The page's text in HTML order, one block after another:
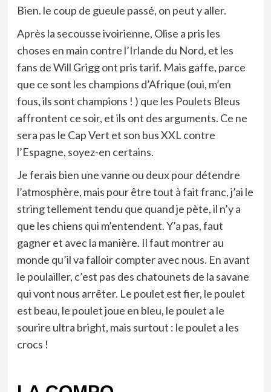
Bien. le coup de gueule passé, on peut y aller.
Après la secousse ivoirienne, Olise a pris les
choses en main contre l’Irlande du Nord, et les
fans de Will Grigg ont pris tarif. Mais gaffe, parce
que ce sont les champions d’Afrique (oui, m’en
fous, ils sont champions ! ) que les Poulets Bleus
affrontent ce soir, et ils ont des arguments. Ce ne
sera pas le Cap Vert et son bus XXL contre
l’Espagne, soyez-en certains.
Je ferais bien une vanne ou deux pour détendre
l’atmosphère, mais pour être tout à fait franc, j’ai le
string tellement tendu que quand je pète, il n’y a
que les chiens qui m’entendent. Y’a pas, faut
gagner et avec la manière. Il faut montrer au
monde qu’il va falloir compter avec nous. En avant
le poulailler, c’est pas des chatounets de la savane
qui vont nous arrêter. Le poulet est fier, le poulet
est beau, le poulet joue en bleu, le poulet a le
sourire ultra bright, mais surtout : le poulet a les
crocs !